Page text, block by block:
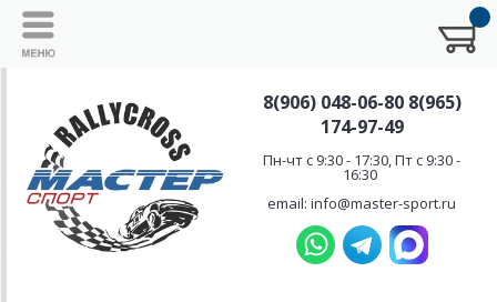
8(906) 048-06-80 8(965)
174-97-49
Пн-чт с 9:30 - 17:30, Пт с 9:30 -
16:30
email: info@master-sport.ru